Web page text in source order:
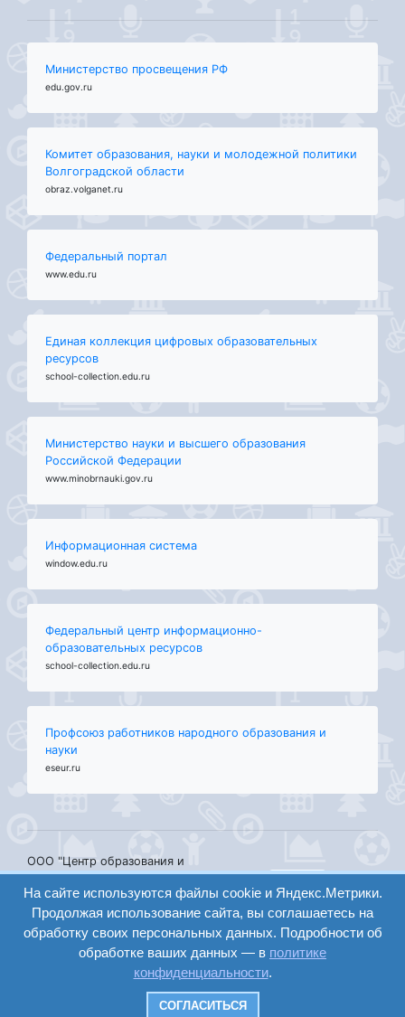
Министерство просвещения РФ
edu.gov.ru
Комитет образования, науки и молодежной политики
Волгоградской области
obraz.volganet.ru
Федеральный портал
www.edu.ru
Единая коллекция цифровых образовательных
ресурсов
school-collection.edu.ru
Министерство науки и высшего образования
Российской Федерации
www.minobrnauki.gov.ru
Информационная система
window.edu.ru
Федеральный центр информационно-
образовательных ресурсов
school-collection.edu.ru
Профсоюз работников народного образования и
науки
eseur.ru
ООО "Центр образования и
консалтинга"
Волгоград 2008-2026
Сайт создан на
конструкторе ОШКОЛЕ.РУ
вход
регистрация
На сайте используются файлы cookie и Яндекс.Метрики.
Продолжая использование сайта, вы соглашаетесь на
обработку своих персональных данных. Подробности об
обработке ваших данных — в политике
конфиденциальности.
СОГЛАСИТЬСЯ